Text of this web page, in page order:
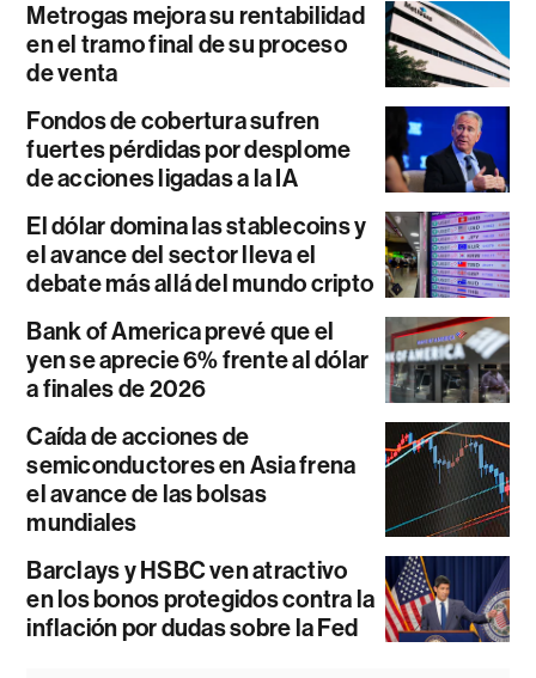
Metrogas mejora su rentabilidad
en el tramo final de su proceso
de venta
Fondos de cobertura sufren
fuertes pérdidas por desplome
de acciones ligadas a la IA
El dólar domina las stablecoins y
el avance del sector lleva el
debate más allá del mundo cripto
Bank of America prevé que el
yen se aprecie 6% frente al dólar
a finales de 2026
Caída de acciones de
semiconductores en Asia frena
el avance de las bolsas
mundiales
Barclays y HSBC ven atractivo
en los bonos protegidos contra la
inflación por dudas sobre la Fed